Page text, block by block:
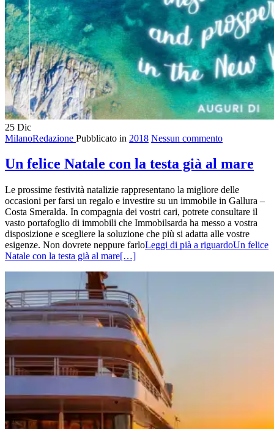
25 Dic
MilanoRedazione Pubblicato in 2018 Nessun commento
Un felice Natale con la testa già al mare
Le prossime festività natalizie rappresentano la migliore delle
occasioni per farsi un regalo e investire su un immobile in Gallura –
Costa Smeralda. In compagnia dei vostri cari, potrete consultare il
vasto portafoglio di immobili che Immobilsarda ha messo a vostra
disposizione e scegliere la soluzione che più si adatta alle vostre
esigenze. Non dovrete neppure farloLeggi di pià a riguardoUn felice
Natale con la testa già al mare[…]